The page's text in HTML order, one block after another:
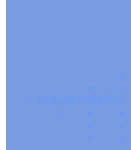
VOLONTARIATO